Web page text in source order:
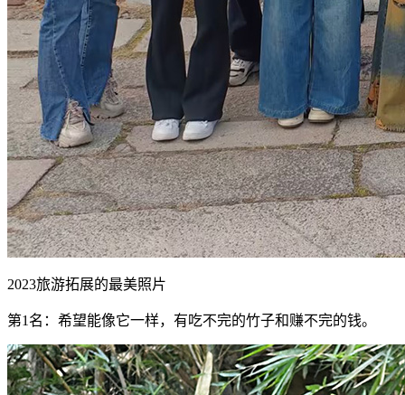
2023旅游拓展的最美照片
第1名：希望能像它一样，有吃不完的竹子和赚不完的钱。